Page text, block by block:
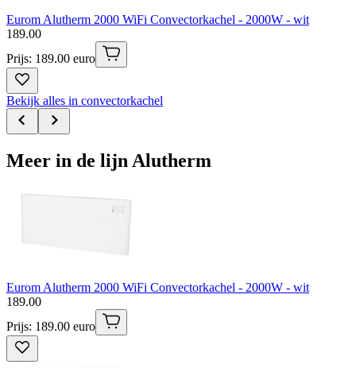
Eurom Alutherm 2000 WiFi Convectorkachel - 2000W - wit
189.00
Prijs: 189.00 euro
Bekijk alles in convectorkachel
Meer in de lijn Alutherm
Eurom Alutherm 2000 WiFi Convectorkachel - 2000W - wit
189.00
Prijs: 189.00 euro